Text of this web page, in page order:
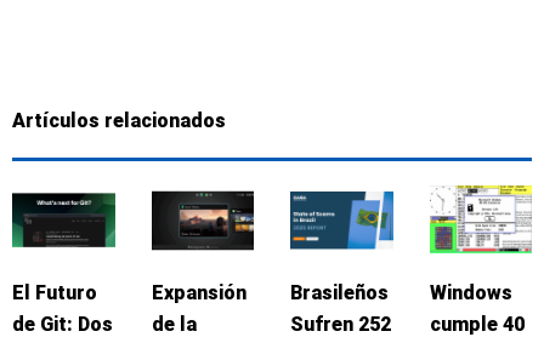
Artículos relacionados
El Futuro
de Git: Dos
Expansión
de la
Brasileños
Sufren 252
Windows
cumple 40